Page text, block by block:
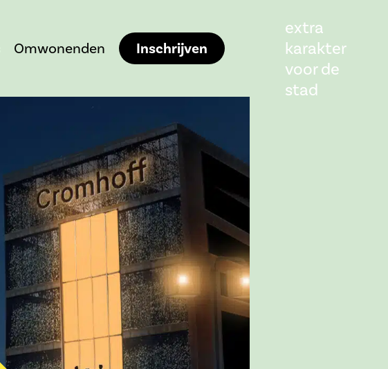
Omwonenden Inschrijven
extra
karakter
voor de
stad